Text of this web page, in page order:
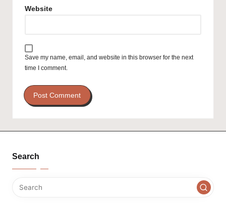
Website
Save my name, email, and website in this browser for the next
time I comment.
Search